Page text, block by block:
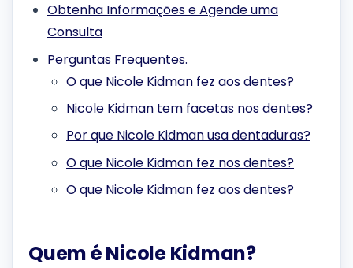
Obtenha Informações e Agende uma
Consulta
Perguntas Frequentes.
O que Nicole Kidman fez aos dentes?
Nicole Kidman tem facetas nos dentes?
Por que Nicole Kidman usa dentaduras?
O que Nicole Kidman fez nos dentes?
O que Nicole Kidman fez aos dentes?
Quem é Nicole Kidman?